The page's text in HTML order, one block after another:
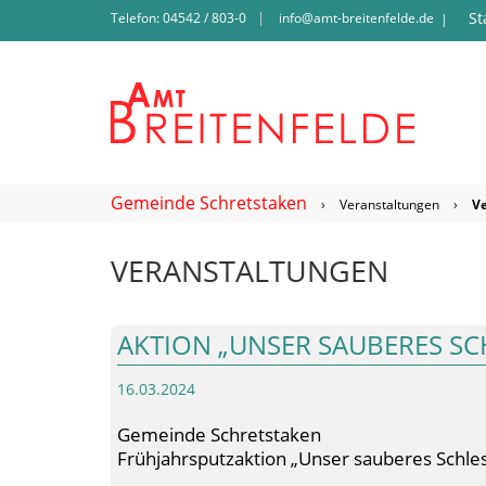
Telefon: 04542 / 803-0 info@amt-breitenfelde.de |
Gemeinde Schretstaken › Veranstaltungen ›
VERANSTALTUNGEN
AKTION „UNSER SAUBERES
16.03.2024
Gemeinde Schretstaken
Frühjahrsputzaktion „Unser sauberes